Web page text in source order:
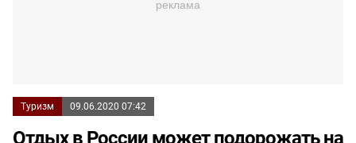
Туризм 09.06.2020 07:42
Отдых в России может подорожать на